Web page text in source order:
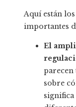
Aquí están
importantes
El
parecen
sobre